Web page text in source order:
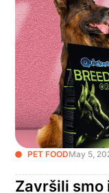
PET FOODMay 5,
Završili smo